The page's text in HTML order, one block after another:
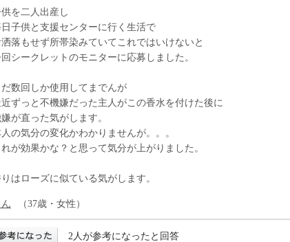
を二人出産し
子供と支援センターに行く生活で
落もせず所帯染みていてこれではいけないと
シークレットのモニターに応募しました。
数回しか使用してまでんが
ずっと不機嫌だった主人がこの香水を付けた後に
が直った気がします。
の気分の変化かわかりませんが。。。
が効果かな？と思って気分が上がりました。
はローズに似ている気がします。
（37歳・女性）
2人が参考になったと回答